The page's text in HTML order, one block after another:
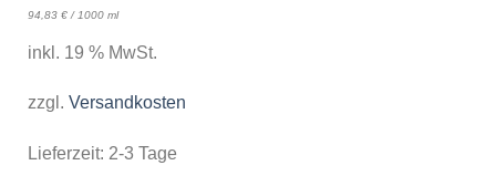
94,83 €/ 1000 ml
inkl. 19 % MwSt.
zzgl. Versandkosten
Lieferzeit: 2-3 Tage